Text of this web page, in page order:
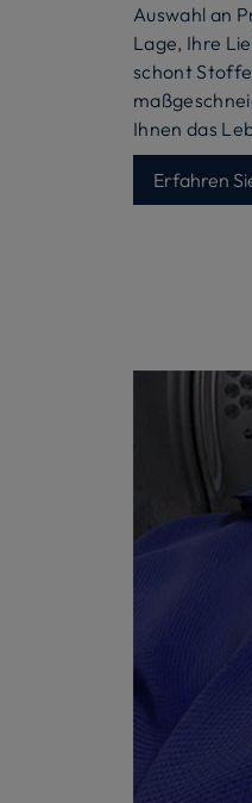
Auswahl an
Lage, Ihre
schont
Ihnen das
Erfahren